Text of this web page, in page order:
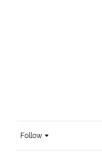
Follow